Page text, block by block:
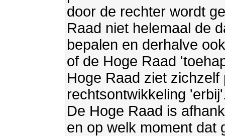
door de rechter wordt
Raad niet helemaal de
bepalen en derhalve
of de Hoge Raad
Hoge Raad ziet
rechtsontwikkeling
De Hoge Raad is
en op welk moment dat